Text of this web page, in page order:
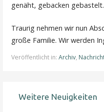
genäht, gebacken gebastelt.
Traurig nehmen wir nun
große Familie. Wir werden
Veröffentlicht in:Archiv,
Weitere Neuigkeiten